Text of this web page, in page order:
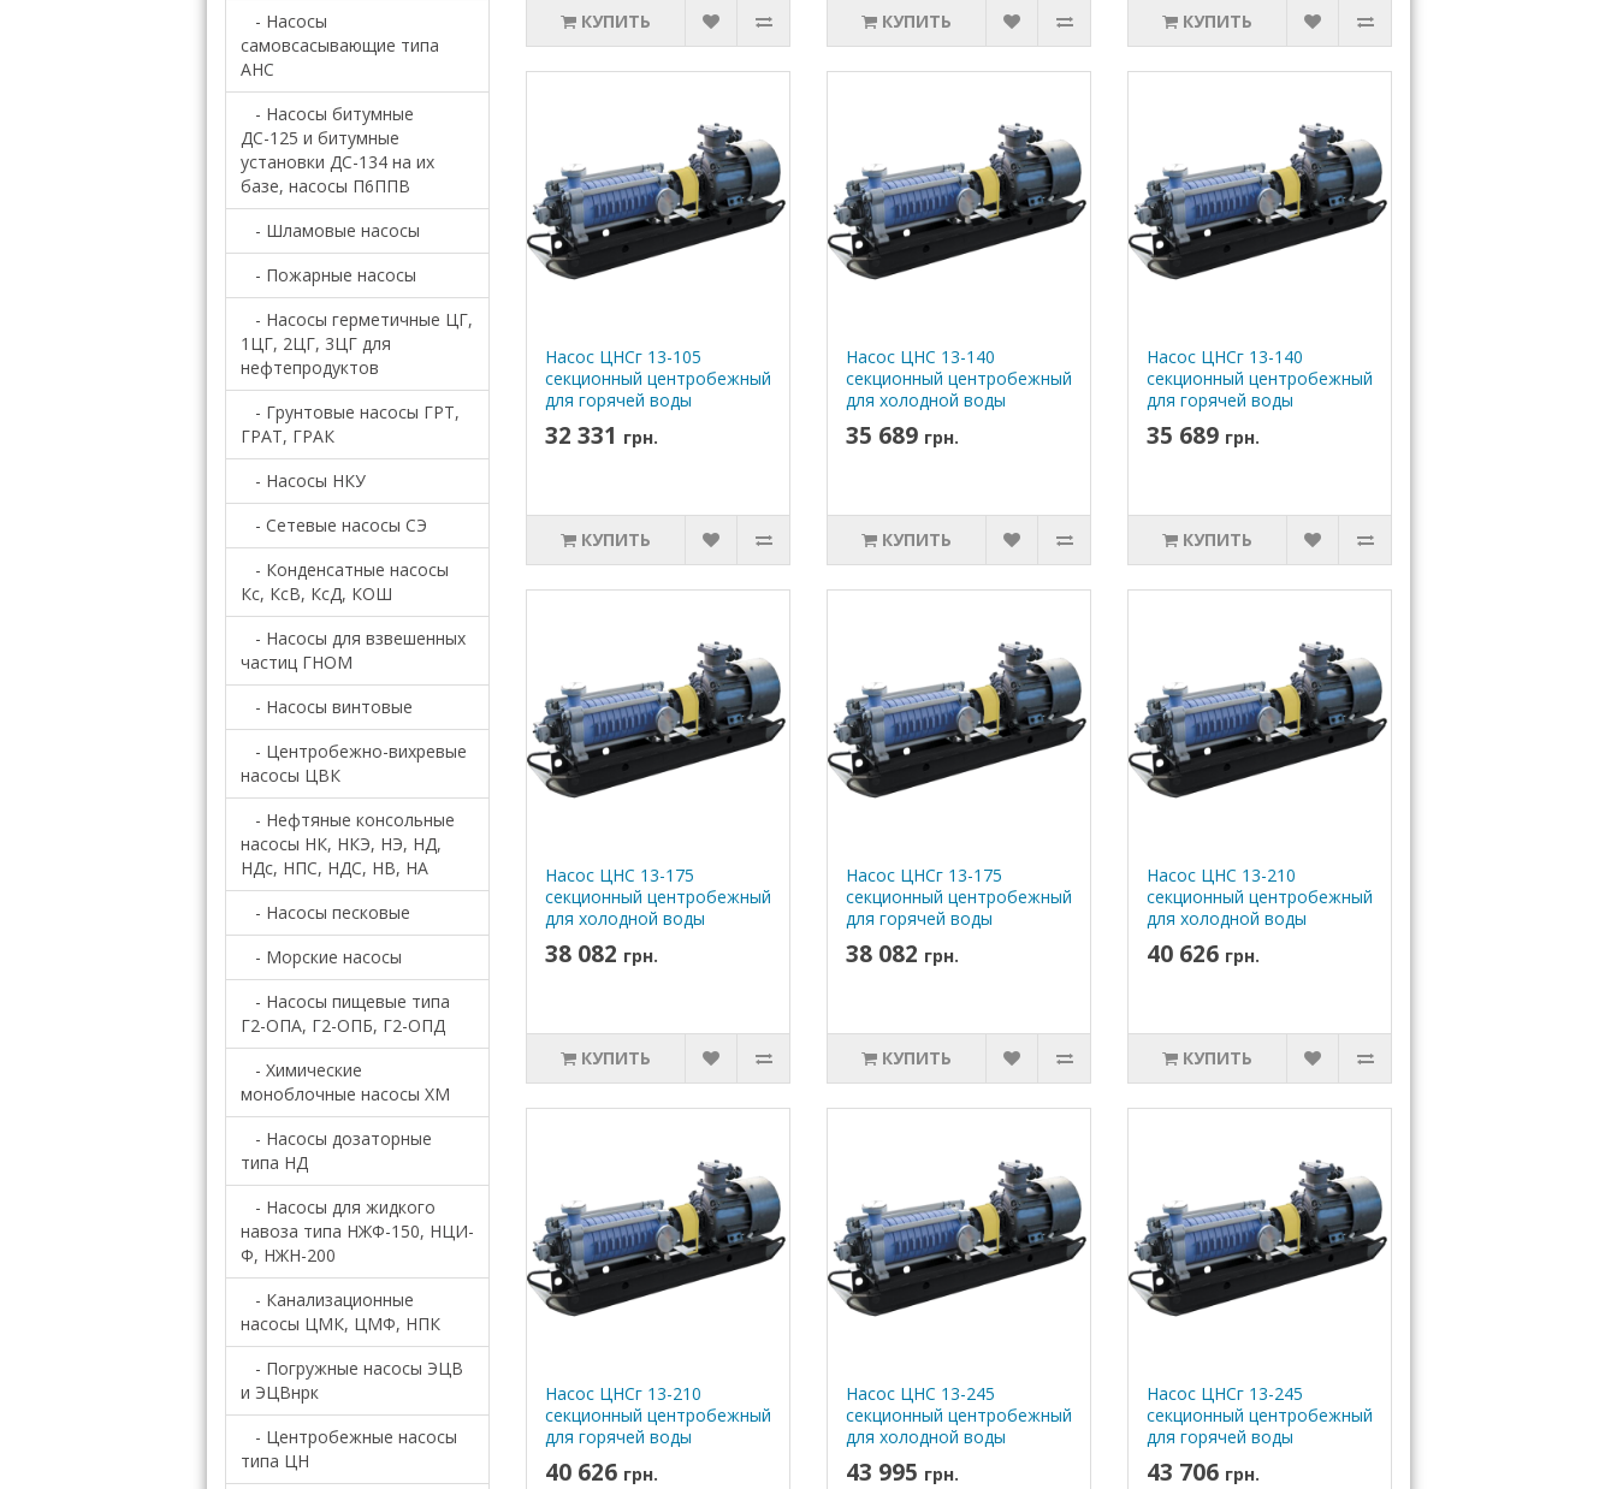
- Насосы
самовсасывающие типа
АНС
- Насосы битумные
ДС-125 и битумные
установки ДС-134 на их
базе, насосы П6ППВ
- Шламовые насосы
- Пожарные насосы
- Насосы герметичные ЦГ,
1ЦГ, 2ЦГ, 3ЦГ для
нефтепродуктов
- Грунтовые насосы ГРТ,
ГРАТ, ГРАК
- Насосы НКУ
- Сетевые насосы СЭ
- Конденсатные насосы
Кс, КсВ, КсД, КОШ
- Насосы для взвешенных
частиц ГНОМ
- Насосы винтовые
- Центробежно-вихревые
насосы ЦВК
- Нефтяные консольные
насосы НК, НКЭ, НЭ, НД,
НДс, НПС, НДС, НВ, НА
- Насосы песковые
- Морские насосы
- Насосы пищевые типа
Г2-ОПА, Г2-ОПБ, Г2-ОПД
- Химические
моноблочные насосы ХМ
- Насосы дозаторные
типа НД
- Насосы для жидкого
навоза типа НЖФ-150, НЦИ-
Ф, НЖН-200
- Канализационные
насосы ЦМК, ЦМФ, НПК
- Погружные насосы ЭЦВ
и ЭЦВнрк
- Центробежные насосы
типа ЦН
КУПИТЬ КУПИТЬ КУПИТЬ
Насос ЦНСг 13-105
секционный центробежный
для горячей воды
32 331 грн.
КУПИТЬ
Насос ЦНС 13-140
секционный центробежный
для холодной воды
35 689 грн.
КУПИТЬ
Насос ЦНСг 13-140
секционный центробежный
для горячей воды
35 689 грн.
КУПИТЬ
Насос ЦНС 13-175
секционный центробежный
для холодной воды
38 082 грн.
КУПИТЬ
Насос ЦНСг 13-175
секционный центробежный
для горячей воды
38 082 грн.
КУПИТЬ
Насос ЦНС 13-210
секционный центробежный
для холодной воды
40 626 грн.
КУПИТЬ
Насос ЦНСг 13-210
секционный центробежный
для горячей воды
40 626 грн.
Насос ЦНС 13-245
секционный центробежный
для холодной воды
43 995 грн.
Насос ЦНСг 13-245
секционный центробежный
для горячей воды
43 706 грн.